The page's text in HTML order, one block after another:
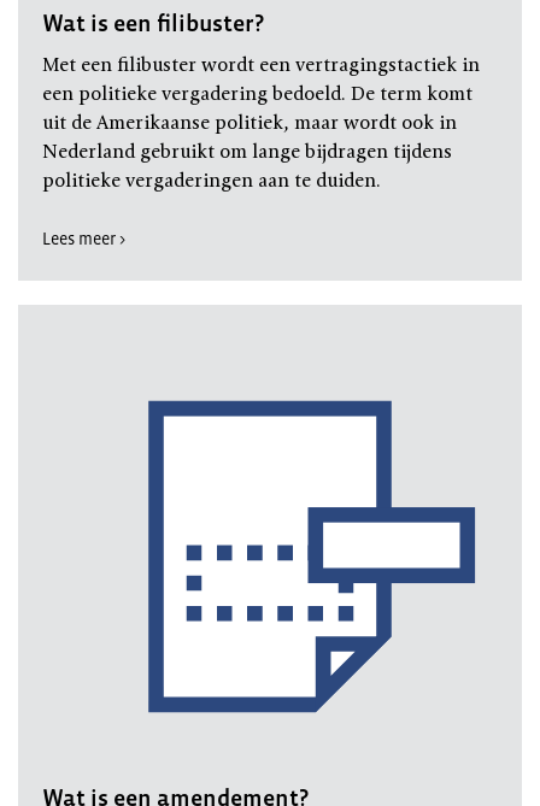
Wat is een filibuster?
Met een filibuster wordt een vertragingstactiek in
een politieke vergadering bedoeld. De term komt
uit de Amerikaanse politiek, maar wordt ook in
Nederland gebruikt om lange bijdragen tijdens
politieke vergaderingen aan te duiden.
Lees meer >
Wat is een amendement?